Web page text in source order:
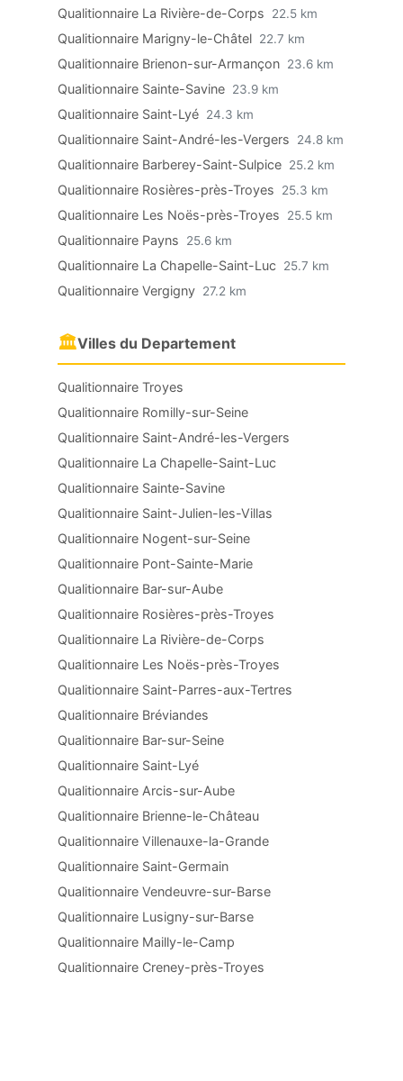
Qualitionnaire La Rivière-de-Corps 22.5 km
Qualitionnaire Marigny-le-Châtel 22.7 km
Qualitionnaire Brienon-sur-Armançon 23.6 km
Qualitionnaire Sainte-Savine 23.9 km
Qualitionnaire Saint-Lyé 24.3 km
Qualitionnaire Saint-André-les-Vergers 24.8 km
Qualitionnaire Barberey-Saint-Sulpice 25.2 km
Qualitionnaire Rosières-près-Troyes 25.3 km
Qualitionnaire Les Noës-près-Troyes 25.5 km
Qualitionnaire Payns 25.6 km
Qualitionnaire La Chapelle-Saint-Luc 25.7 km
Qualitionnaire Vergigny 27.2 km
🏛Villes du Departement
Qualitionnaire Troyes
Qualitionnaire Romilly-sur-Seine
Qualitionnaire Saint-André-les-Vergers
Qualitionnaire La Chapelle-Saint-Luc
Qualitionnaire Sainte-Savine
Qualitionnaire Saint-Julien-les-Villas
Qualitionnaire Nogent-sur-Seine
Qualitionnaire Pont-Sainte-Marie
Qualitionnaire Bar-sur-Aube
Qualitionnaire Rosières-près-Troyes
Qualitionnaire La Rivière-de-Corps
Qualitionnaire Les Noës-près-Troyes
Qualitionnaire Saint-Parres-aux-Tertres
Qualitionnaire Bréviandes
Qualitionnaire Bar-sur-Seine
Qualitionnaire Saint-Lyé
Qualitionnaire Arcis-sur-Aube
Qualitionnaire Brienne-le-Château
Qualitionnaire Villenauxe-la-Grande
Qualitionnaire Saint-Germain
Qualitionnaire Vendeuvre-sur-Barse
Qualitionnaire Lusigny-sur-Barse
Qualitionnaire Mailly-le-Camp
Qualitionnaire Creney-près-Troyes